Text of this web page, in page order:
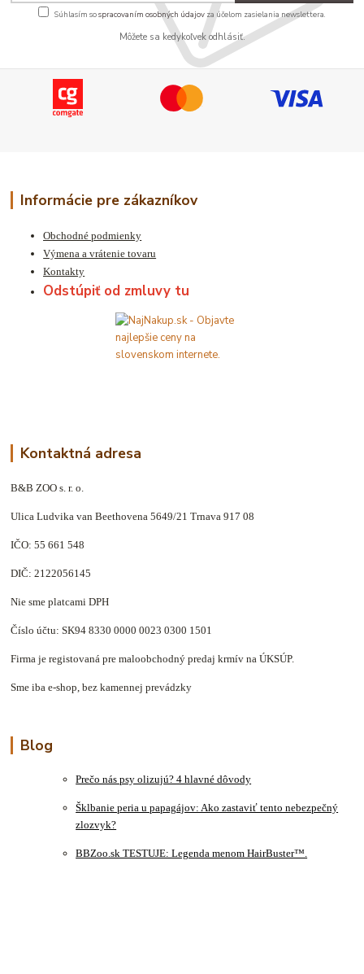
Súhlasím sospracovaním osobných údajov za účelom zasielania newslettera.
Môžete sa kedykoľvek odhlásiť.
Informácie pre zákazníkov
Obchodné podmienky
Výmena a vrátenie tovaru
Kontakty
Odstúpiť od zmluvy tu
Kontaktná adresa
B&B ZOO s. r. o.
Ulica Ludvika van Beethovena 5649/21 Trnava 917 08
IČO: 55 661 548
DIČ: 2122056145
Nie sme platcami DPH
Číslo účtu: SK94 8330 0000 0023 0300 1501
Firma je registovaná pre maloobchodný predaj krmív na ÚKSÚP.
Sme iba e-shop, bez kamennej prevádzky
Blog
Prečo nás psy olizujú? 4 hlavné dôvody
Šklbanie peria u papagájov: Ako zastaviť tento nebezpečný
zlozvyk?
BBZoo.sk TESTUJE: Legenda menom HairBuster™.